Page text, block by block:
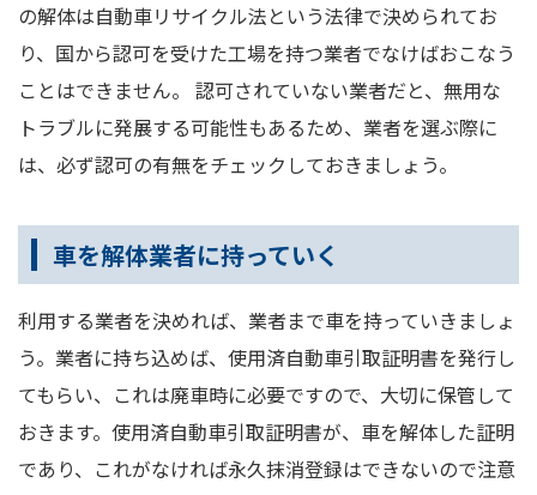
の解体は自動車リサイクル法という法律で決められてお
り、国から認可を受けた工場を持つ業者でなけばおこなう
ことはできません。 認可されていない業者だと、無用な
トラブルに発展する可能性もあるため、業者を選ぶ際に
は、必ず認可の有無をチェックしておきましょう。
車を解体業者に持っていく
利用する業者を決めれば、業者まで車を持っていきましょ
う。業者に持ち込めば、使用済自動車引取証明書を発行し
てもらい、これは廃車時に必要ですので、大切に保管して
おきます。使用済自動車引取証明書が、車を解体した証明
であり、これがなければ永久抹消登録はできないので注意